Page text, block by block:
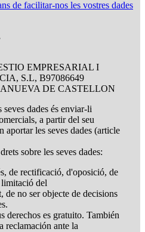
de facilitar-nos les vostres dades
EMPRESARIAL I
S.L, B97086649
DE CASTELLON
dades és enviar-li
a partir del seu
aportar les seves dades (article
sobre les seves dades:
de rectificació, d'oposició, de
del
de no ser objecte de decisions
derechos es gratuito. También
reclamación ante la